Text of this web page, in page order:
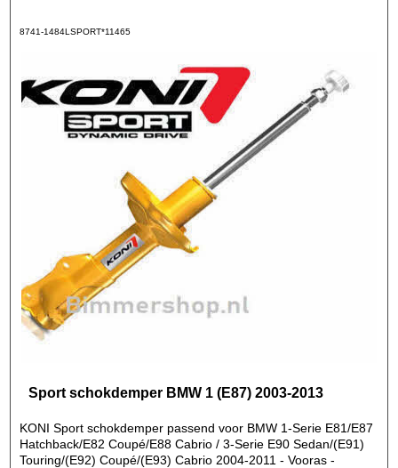
8741-1484LSPORT*11465
Sport schokdemper BMW 1 (E87) 2003-2013
KONI Sport schokdemper passend voor BMW 1-Serie E81/E87
Hatchback/E82 Coupé/E88 Cabrio / 3-Serie E90 Sedan/(E91)
Touring/(E92) Coupé/(E93) Cabrio 2004-2011 - Vooras -